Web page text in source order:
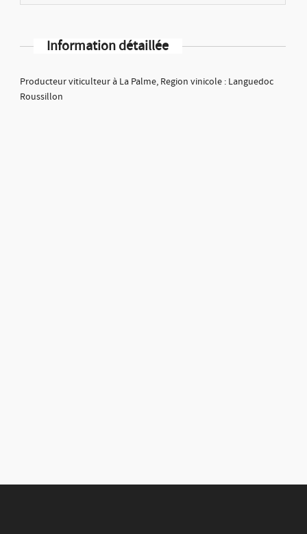
Information détaillée
Producteur viticulteur à La Palme, Region vinicole : Languedoc
Roussillon